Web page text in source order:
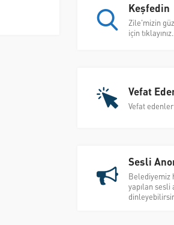
Keşfedin
Zile'mizin
için tıklayınız.
Vefat
Vefat
Sesli
Belediyemiz
yapılan sesli